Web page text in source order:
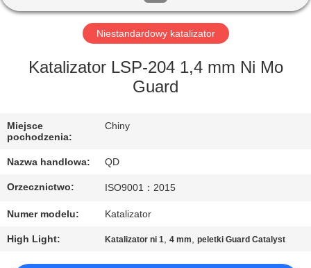
WYCIECZKA
FABRYCE
JAKOŚCI
SKONTAKTUJ
SIĘ
Z
NAMI
Niestandardowy katalizator
Katalizator LSP-204 1,4 mm Ni Mo
Guard
Miejsce
pochodzenia:
Chiny
Nazwa handlowa: QD
Orzecznictwo: ISO9001：2015
Numer modelu: Katalizator
High Light: Katalizator ni 1,4 mm,peletki Guard Catalyst